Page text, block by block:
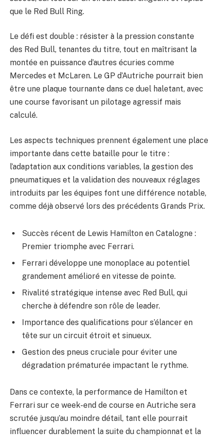
que le Red Bull Ring.
Le défi est double : résister à la pression constante
des Red Bull, tenantes du titre, tout en maîtrisant la
montée en puissance d’autres écuries comme
Mercedes et McLaren. Le GP d’Autriche pourrait bien
être une plaque tournante dans ce duel haletant, avec
une course favorisant un pilotage agressif mais
calculé.
Les aspects techniques prennent également une place
importante dans cette bataille pour le titre :
l’adaptation aux conditions variables, la gestion des
pneumatiques et la validation des nouveaux réglages
introduits par les équipes font une différence notable,
comme déjà observé lors des précédents Grands Prix.
Succès récent de Lewis Hamilton en Catalogne :
Premier triomphe avec Ferrari.
Ferrari développe une monoplace au potentiel
grandement amélioré en vitesse de pointe.
Rivalité stratégique intense avec Red Bull, qui
cherche à défendre son rôle de leader.
Importance des qualifications pour s’élancer en
tête sur un circuit étroit et sinueux.
Gestion des pneus cruciale pour éviter une
dégradation prématurée impactant le rythme.
Dans ce contexte, la performance de Hamilton et
Ferrari sur ce week-end de course en Autriche sera
scrutée jusqu’au moindre détail, tant elle pourrait
influencer durablement la suite du championnat et la